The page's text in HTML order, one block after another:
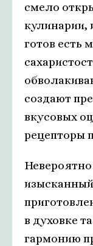
смело
кулинарии,
готов есть
создают
вкусовых
рецепторы
в духовке
гармонию